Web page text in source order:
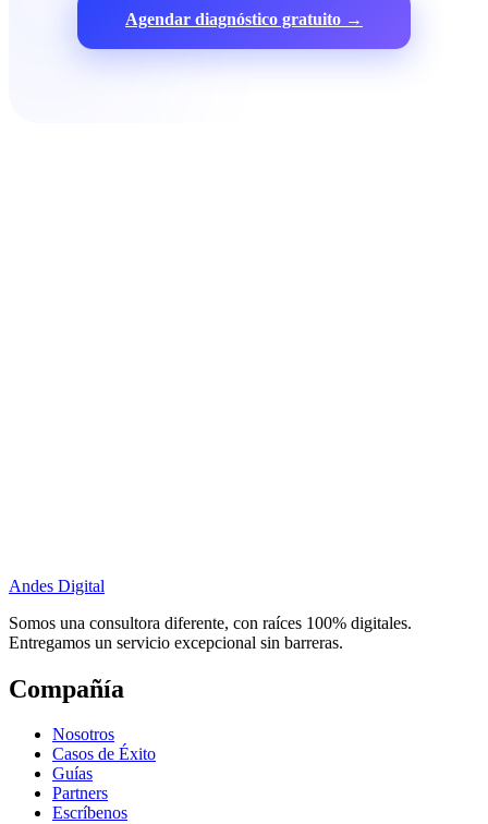
Agendar diagnóstico gratuito →
Andes Digital
Somos una consultora diferente, con raíces 100% digitales.
Entregamos un servicio excepcional sin barreras.
Compañía
Nosotros
Casos de Éxito
Guías
Partners
Escríbenos